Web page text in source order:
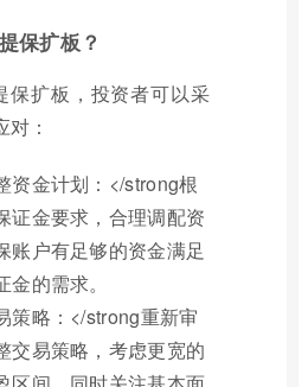
保扩板？
保扩板，投资者可以采
：
资金计划：</strong根
证金要求，合理调配资
账户有足够的资金满足
的需求。
策略：</strong重新审
交易策略，考虑更宽的